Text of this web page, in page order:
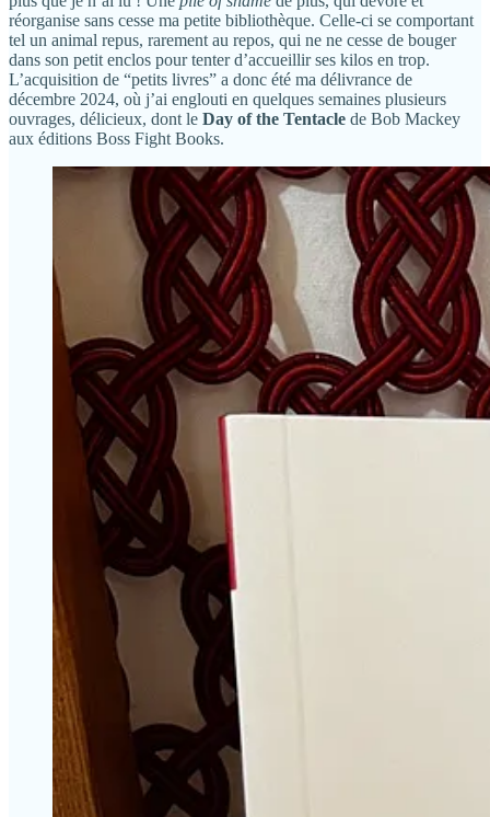
réorganise sans cesse ma petite bibliothèque. Celle-ci se comportant
tel un animal repus, rarement au repos, qui ne ne cesse de bouger
dans son petit enclos pour tenter d’accueillir ses kilos en trop.
L’acquisition de “petits livres” a donc été ma délivrance de
décembre 2024, où j’ai englouti en quelques semaines plusieurs
ouvrages, délicieux, dont le Day of the Tentacle de Bob Mackey
aux éditions Boss Fight Books.